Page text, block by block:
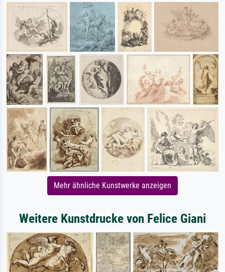
Mehr ähnliche Kunstwerke anzeigen
Weitere Kunstdrucke von Felice Giani